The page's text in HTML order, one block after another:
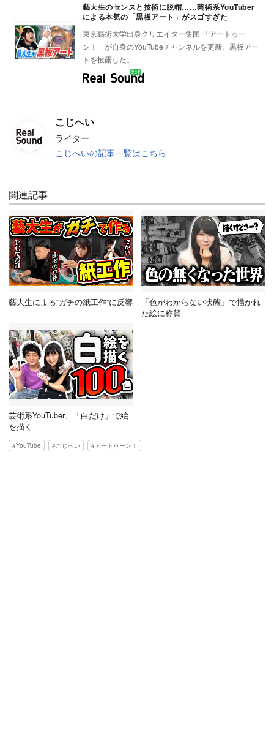
藝大生のセンスと技術に脱帽……芸術系YouTuber
による本気の「黒板アート」がスゴすぎた
東京藝術大学出身クリエイター集団 「アートゥー
ン！」が自身のYouTubeチャンネルを更新。黒板アー
トを披露した。
こじへい
ライター
こじへいの記事一覧はこちら
関連記事
藝大生による“ガチの紙工作”に反響
「色がわからない状態」で描かれ
た絵に称賛
芸術系YouTuber、「白だけ」で絵
を描く
YouTube こじへい アートゥーン！